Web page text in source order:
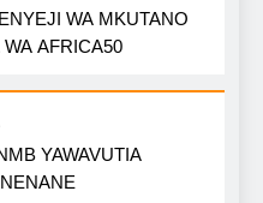
WA MKUTANO
AFRICA50
YAWAVUTIA